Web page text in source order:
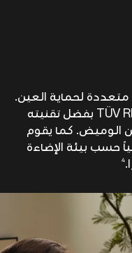
لحماية العين.
فهو حاصل على شهادة TÜV Rheinland بفضل تقنيته
الوميض. كما يقوم
حسب بيئة الإضاءة
4